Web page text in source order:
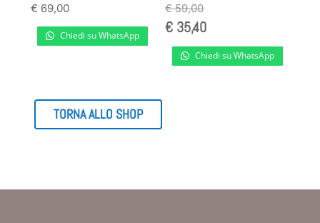
€ 69,00
Chiedi su WhatsApp
€59,00
€ 35,40
Chiedi su WhatsApp
TORNA ALLO SHOP